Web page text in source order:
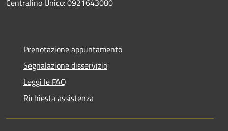
Centralino Unico: 0921643080
Prenotazione appuntamento
Segnalazione disservizio
Leggi le FAQ
Richiesta assistenza